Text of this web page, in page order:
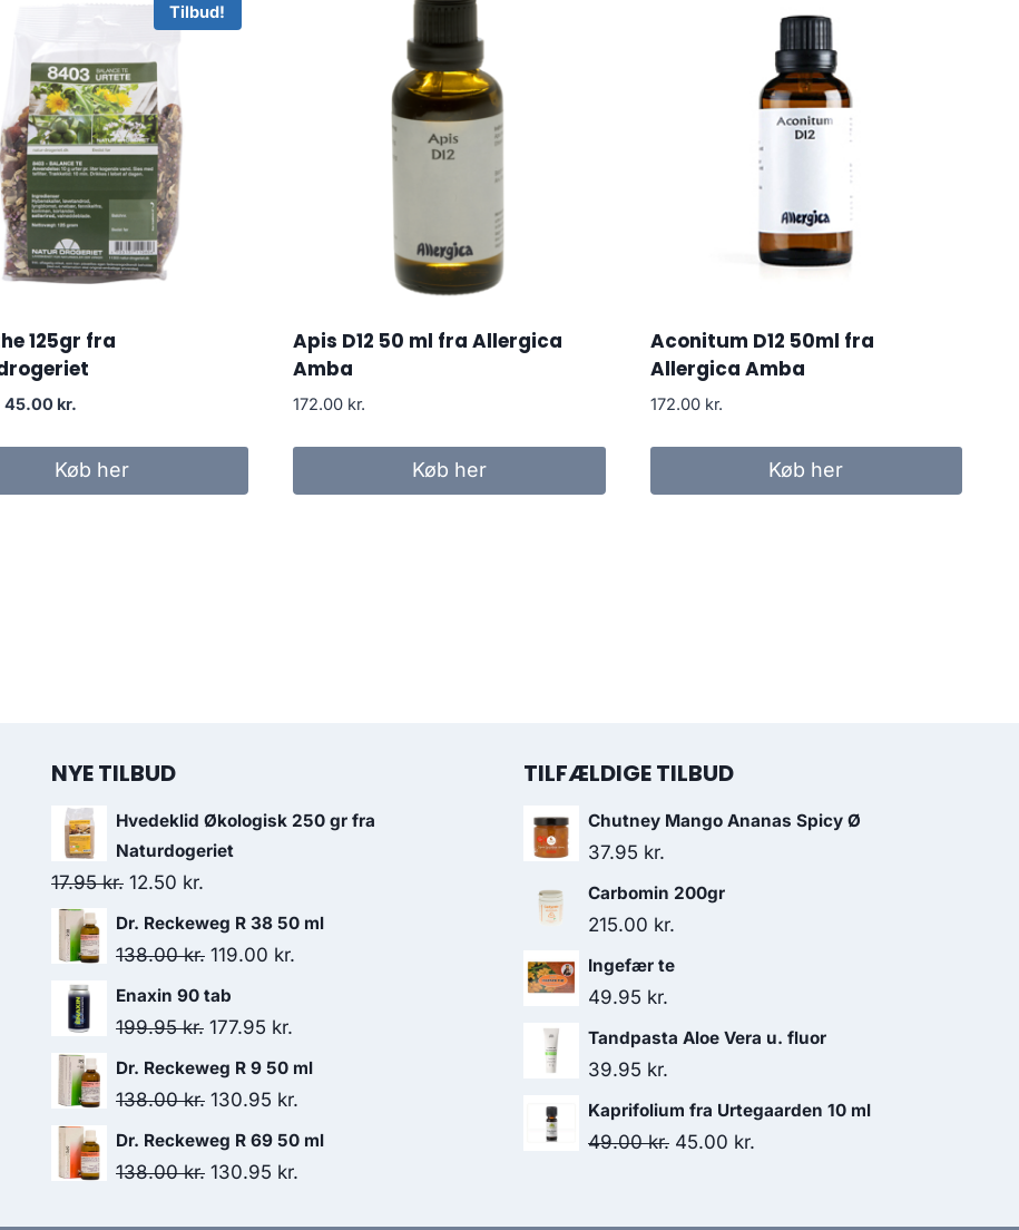
Tilbud!
125gr fra
Den
45.00 kr.Den
er:
Køb her
Apis D12 50 ml fra Allergica
Amba
172.00 kr.
Køb her
Aconitum D12 50ml fra
Allergica Amba
172.00 kr.
Køb her
NYE TILBUD
Hvedeklid Økologisk 250 gr fra
Naturdogeriet
17.95kr. Den
oprindelige
pris
17.95 kr..
12.50 kr.
aktuelle
pris
12.50 kr..
Dr. Reckeweg R 38 50 ml
138.00kr. Den
oprindelige
pris
138.00 kr..
119.00 kr.
Enaxin 90 tab
199.95kr. Den
oprindelige
pris
199.95 kr..
177.95 kr.
aktuelle
pris
Dr. Reckeweg R 9 50 ml
138.00kr. Den
oprindelige
pris
130.95 kr.
aktuelle
Dr. Reckeweg R 69 50 ml
138.00kr. Den
130.95 kr.
TILFÆLDIGE TILBUD
Chutney Mango Ananas Spicy Ø
37.95 kr.
Carbomin 200gr
215.00 kr.
Ingefær te
49.95 kr.
Tandpasta Aloe Vera u. fluor
39.95 kr.
Kaprifolium fra Urtegaarden 10 ml
49.00kr. Den
45.00 kr.